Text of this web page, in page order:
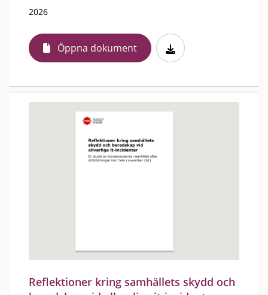
2026
Öppna dokument
Reflektioner kring samhällets skydd och